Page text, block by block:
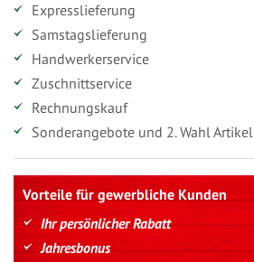
Expresslieferung
Samstagslieferung
Handwerkerservice
Zuschnittservice
Rechnungskauf
Sonderangebote und 2. Wahl Artikel
Vorteile für gewerbliche Kunden
Ihr persönlicher Rabatt
Jahresbonus